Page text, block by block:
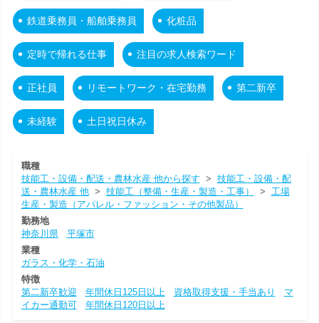
鉄道乗務員・船舶乗務員 化粧品
定時で帰れる仕事 注目の求人検索ワード
正社員 リモートワーク・在宅勤務 第二新卒
未経験 土日祝日休み
職種
技能工・設備・配送・農林水産 他から探す > 技能工・設備・配
送・農林水産 他> 技能工（整備・生産・製造・工事） > 工場
生産・製造（アパレル・ファッション・その他製品）
勤務地
神奈川県
平塚市
業種
ガラス・化学・石油
特徴
第二新卒歓迎
年間休日125日以上 資格取得支援・手当あり
マ
イカー通勤可
年間休日120日以上